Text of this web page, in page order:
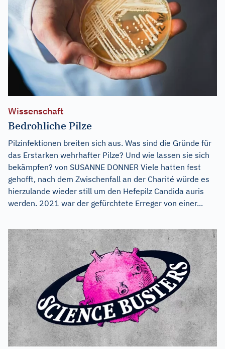
Wissenschaft
Bedrohliche Pilze
Pilzinfektionen breiten sich aus. Was sind die Gründe für
das Erstarken wehrhafter Pilze? Und wie lassen sie sich
bekämpfen? von SUSANNE DONNER Viele hatten fest
gehofft, nach dem Zwischenfall an der Charité würde es
hierzulande wieder still um den Hefepilz Candida auris
werden. 2021 war der gefürchtete Erreger von einer...